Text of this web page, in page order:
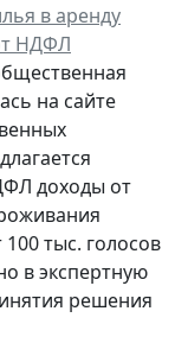
в аренду
НДФЛ
на сайте
доходы от
тыс. голосов
в экспертную
решения